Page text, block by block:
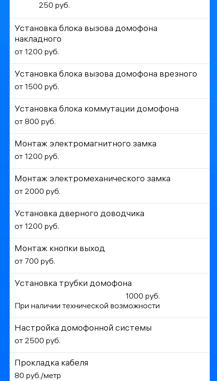
250 руб.
Установка блока вызова домофона
накладного
от 1200 руб.
Установка блока вызова домофона врезного
от 1500 руб.
Установка блока коммутации домофона
от 800 руб.
Монтаж электромагнитного замка
от 1200 руб.
Монтаж электромеханического замка
от 2000 руб.
Установка дверного доводчика
от 1200 руб.
Монтаж кнопки выход
от 700 руб.
Установка трубки домофона
1000 руб.
При наличии технической возможности
Настройка домофонной системы
от 2500 руб.
Прокладка кабеля
80 руб./метр